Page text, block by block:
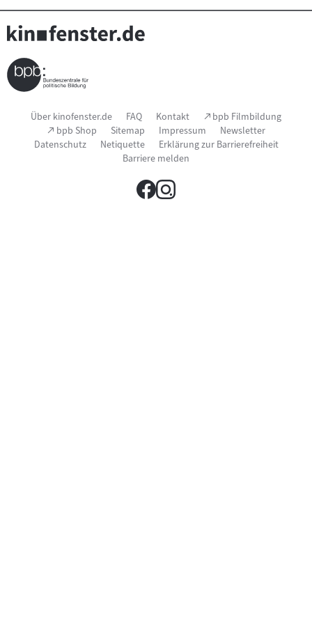
Seitenfußnavigation
Über kinofenster.de FAQ Kontakt (Link
öffnet
im
neuen
bpb Filmbildung
(Link
öffnet
im
bpb Shop Sitemap Impressum
Newsletter
Datenschutz
Netiquette
Erklärung zur Barrierefreiheit
Barriere melden